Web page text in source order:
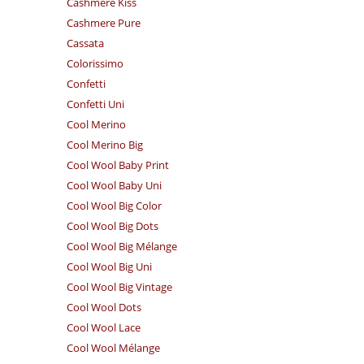
Cashmere Pure
Cassata
Colorissimo
Confetti
Confetti Uni
Cool Merino
Cool Merino Big
Cool Wool Baby Print
Cool Wool Baby Uni
Cool Wool Big Color
Cool Wool Big Dots
Cool Wool Big Mélange
Cool Wool Big Uni
Cool Wool Big Vintage
Cool Wool Dots
Cool Wool Lace
Cool Wool Mélange